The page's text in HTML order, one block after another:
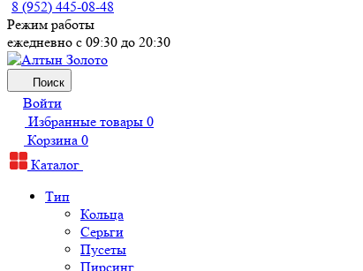
8 (952) 445-08-48
Режим работы
ежедневно с 09:30 до 20:30
Поиск
Войти
Избранные товары 0
Корзина 0
Каталог
Тип
Кольца
Серьги
Пусеты
Пирсинг